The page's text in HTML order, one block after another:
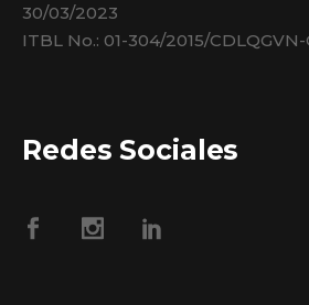
30/03/2023
ITBL No.: 01-304/2015/
Redes Sociales